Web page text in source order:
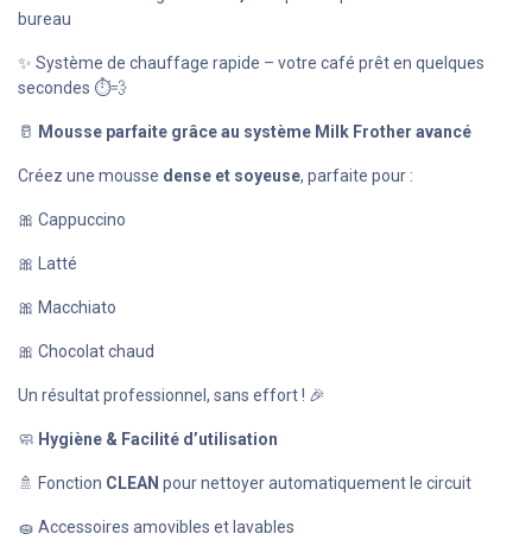
bureau
✨ Système de chauffage rapide – votre café prêt en quelques
secondes ⏱️💨
🥛 Mousse parfaite grâce au système Milk Frother avancé
Créez une mousse dense et soyeuse, parfaite pour :
🎀 Cappuccino
🎀 Latté
🎀 Macchiato
🎀 Chocolat chaud
Un résultat professionnel, sans effort ! 🎉
🧼 Hygiène & Facilité d’utilisation
🚿 Fonction CLEAN pour nettoyer automatiquement le circuit
🧽 Accessoires amovibles et lavables